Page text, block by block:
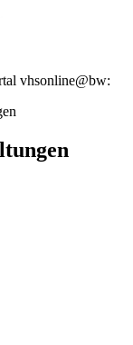
vhsonline@bw: